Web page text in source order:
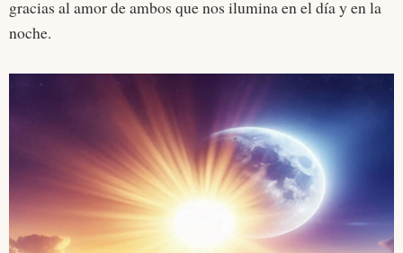
gracias al amor de ambos que nos ilumina en el día y en la
noche.